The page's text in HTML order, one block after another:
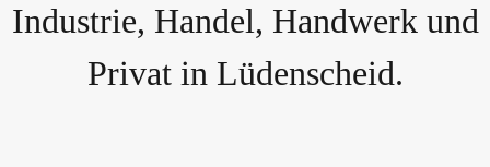
Industrie, Handel, Handwerk und
Privat in Lüdenscheid.